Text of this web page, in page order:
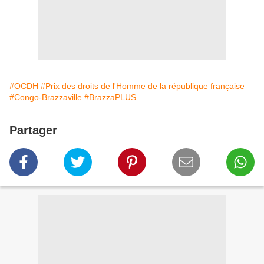
#OCDH #Prix des droits de l'Homme de la république française
#Congo-Brazzaville #BrazzaPLUS
Partager